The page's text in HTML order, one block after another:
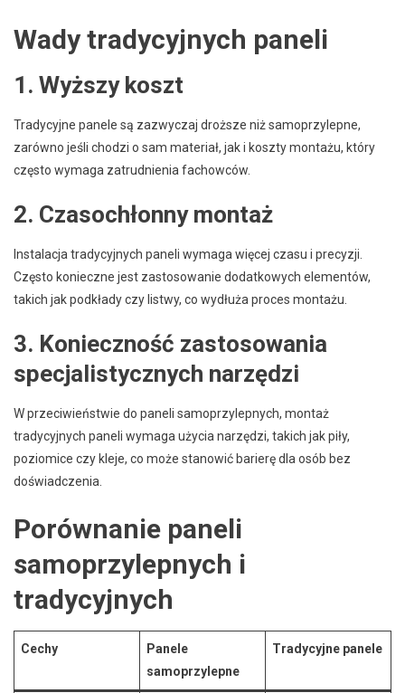
Wady tradycyjnych paneli
1. Wyższy koszt
Tradycyjne panele są zazwyczaj droższe niż samoprzylepne,
zarówno jeśli chodzi o sam materiał, jak i koszty montażu, który
często wymaga zatrudnienia fachowców.
2. Czasochłonny montaż
Instalacja tradycyjnych paneli wymaga więcej czasu i precyzji.
Często konieczne jest zastosowanie dodatkowych elementów,
takich jak podkłady czy listwy, co wydłuża proces montażu.
3. Konieczność zastosowania
specjalistycznych narzędzi
W przeciwieństwie do paneli samoprzylepnych, montaż
tradycyjnych paneli wymaga użycia narzędzi, takich jak piły,
poziomice czy kleje, co może stanowić barierę dla osób bez
doświadczenia.
Porównanie paneli
samoprzylepnych i
tradycyjnych
Cechy
Panele
samoprzylepne
Tradycyjne panele